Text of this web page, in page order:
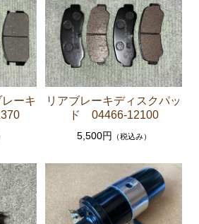
GTEU MA70
GTE JZA70
GTEU GA70 GA70H
GEU GA70
EU GA70
スターシリンダー クラッチレリ
ーバーホールキット など）
ーキ
リアブレーキディスクパッ
ド 04466-12100
5,500円 （税込み）